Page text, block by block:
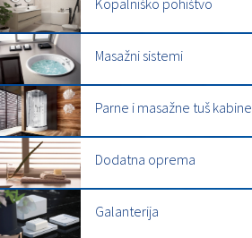
Kopalniško pohištvo
Masažni sistemi
Parne i masažne tuš kabine
Dodatna oprema
Galanterija